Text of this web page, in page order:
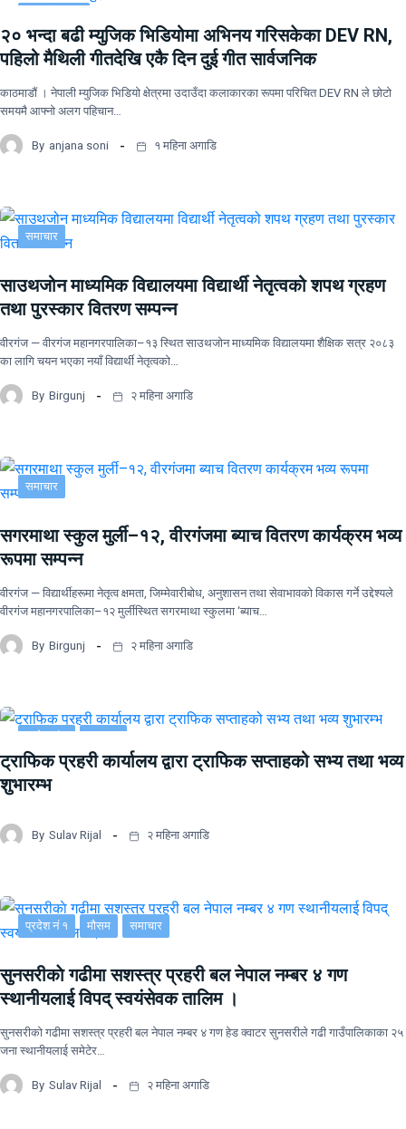
२० भन्दा बढी म्युजिक भिडियोमा अभिनय गरिसकेका DEV RN,
पहिलो मैथिली गीतदेखि एकै दिन दुई गीत सार्वजनिक
काठमाडौं । नेपाली म्युजिक भिडियो क्षेत्रमा उदाउँदा कलाकारका रूपमा परिचित DEV RN ले छोटो
समयमै आफ्नो अलग पहिचान…
By anjana soni १ महिना अगाडि
समाचार
साउथजोन माध्यमिक विद्यालयमा विद्यार्थी नेतृत्वको शपथ ग्रहण
तथा पुरस्कार वितरण सम्पन्न
वीरगंज — वीरगंज महानगरपालिका–१३ स्थित साउथजोन माध्यमिक विद्यालयमा शैक्षिक सत्र २०८३
का लागि चयन भएका नयाँ विद्यार्थी नेतृत्वको…
By Birgunj २ महिना अगाडि
समाचार
सगरमाथा स्कुल मुर्ली–१२, वीरगंजमा ब्याच वितरण कार्यक्रम भव्य
रूपमा सम्पन्न
वीरगंज — विद्यार्थीहरूमा नेतृत्व क्षमता, जिम्मेवारीबोध, अनुशासन तथा सेवाभावको विकास गर्ने उद्देश्यले
वीरगंज महानगरपालिका–१२ मुर्लीस्थित सगरमाथा स्कुलमा ‘ब्याच…
By Birgunj २ महिना अगाडि
ट्राफिक प्रहरी कार्यालय द्वारा ट्राफिक सप्ताहको सभ्य तथा भव्य
शुभारम्भ
By Sulav Rijal २ महिना अगाडि
प्रदेश नं १ मौसम समाचार
सुनसरीकाे गढीमा सशस्त्र प्रहरी बल नेपाल नम्बर ४ गण
स्थानीयलाई विपद् स्वयंसेवक तालिम ।
सुनसरीकाे गढीमा सशस्त्र प्रहरी बल नेपाल नम्बर ४ गण हेड क्वाटर सुनसरीले गढी गाउँपालिकाका २५
जना स्थानीयलाई समेटेर…
By Sulav Rijal २ महिना अगाडि